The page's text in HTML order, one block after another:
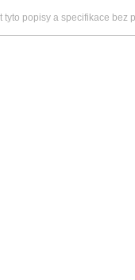
tyto popisy a specifikace bez